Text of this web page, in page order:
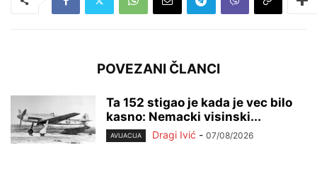
POVEZANI ČLANCI
Ta 152 stigao je kada je vec bilo
kasno: Nemacki visinski...
AVIJACIJA Dragi Ivić - 07/08/2026